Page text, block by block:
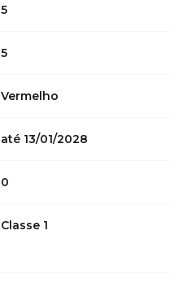
5
5
Vermelho
até 13/01/2028
0
Classe 1